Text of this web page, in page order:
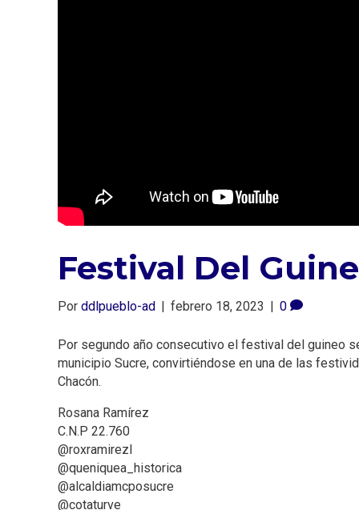
Festival Del
Por ddlpueblo-ad febrero 18, 2023 0
Por segundo año consecutivo el festival del guineo
municipio Sucre, convirtiéndose en una de las
Chacón.
Rosana Ramírez
C.N.P 22.760
@roxramirezl
@queniquea_historica
@alcaldiamcposucre
@cotaturve